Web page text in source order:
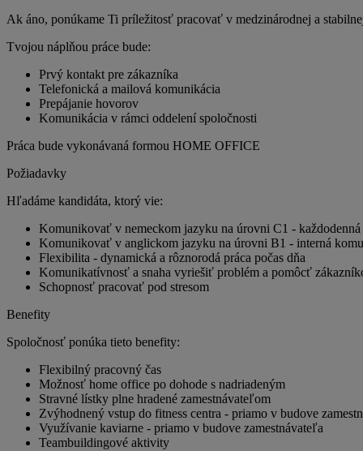
Ak áno, ponúkame Ti príležitosť pracovať v medzinárodnej a
Tvojou náplňou práce bude:
Prvý kontakt pre zákazníka
Telefonická a mailová komunikácia
Prepájanie hovorov
Komunikácia v rámci oddelení spoločnosti
Práca bude vykonávaná formou HOME OFFICE
Požiadavky
Hľadáme kandidáta, ktorý vie:
Komunikovať v nemeckom jazyku na úrovni C1 -
Komunikovať v anglickom jazyku na úrovni B1 - interná
Flexibilita - dynamická a rôznorodá práca počas dňa
Komunikatívnosť a snaha vyriešiť problém a pomôcť
Schopnosť pracovať pod stresom
Benefity
Spoločnosť ponúka tieto benefity:
Flexibilný pracovný čas
Možnosť home office po dohode s nadriadeným
Stravné lístky plne hradené zamestnávateľom
Zvýhodnený vstup do fitness centra - priamo v budove
Využívanie kaviarne - priamo v budove zamestnávateľa
Teambuildingové aktivity